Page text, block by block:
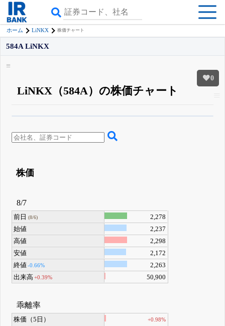
ホーム LiNKX 株価チャート
0
584A LiNKX
LiNKX（584A）の株価チャート
詳しく見られる無料でβ版をはじめる
登録すると永久30%OFFと米株版の先行利用も付きます
株価
8/7
前日 (8/6)
2,278
始値
2,237
高値
2,298
安値
2,172
終値-0.66%
2,263
出来高 +0.39% 50,900
乖離率
株価（5日） +0.98%